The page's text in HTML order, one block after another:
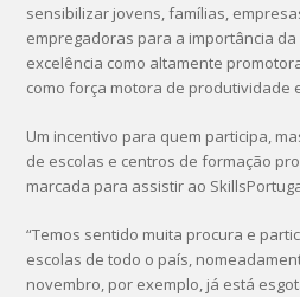
sensibilizar jovens, famílias,
empregadoras para a importância
excelência como altamente
como força motora de produtividade
Um incentivo para quem participa,
de escolas e centros de formação
marcada para assistir ao
“Temos sentido muita procura e
escolas de todo o país,
novembro, por exemplo, já está